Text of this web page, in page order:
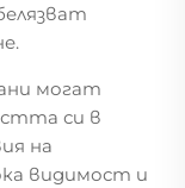
могат
си в
на
видимост и